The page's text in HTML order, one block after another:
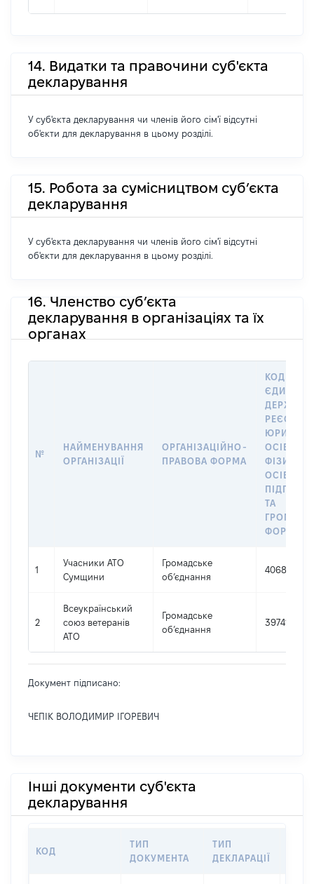
14. Видатки та правочини суб'єкта
декларування
У суб'єкта декларування чи членів його сім'ї відсутні
об'єкти для декларування в цьому розділі.
15. Робота за сумісництвом суб’єкта
декларування
У суб'єкта декларування чи членів його сім'ї відсутні
об'єкти для декларування в цьому розділі.
16. Членство суб’єкта
декларування в організаціях та їх
органах
№
НАЙМЕНУВАННЯ
ОРГАНІЗАЦІЇ
ОРГАНІЗАЦІЙНО-
ПРАВОВА ФОРМА
КОД В
РЕЄСТРІ
ОСІБ,
ОСІБ –
ТА
1
Учасники АТО
Сумщини
Громадське
об’єднання
40685096
2
Всеукраїнський
союз ветеранів
АТО
Громадське
об’єднання
39741576
Документ підписано:
ЧЕПІК ВОЛОДИМИР ІГОРЕВИЧ
Інші документи суб'єкта
декларування
КОД
ТИП
ДОКУМЕНТА
ТИП
ДЕКЛАРАЦІЇ